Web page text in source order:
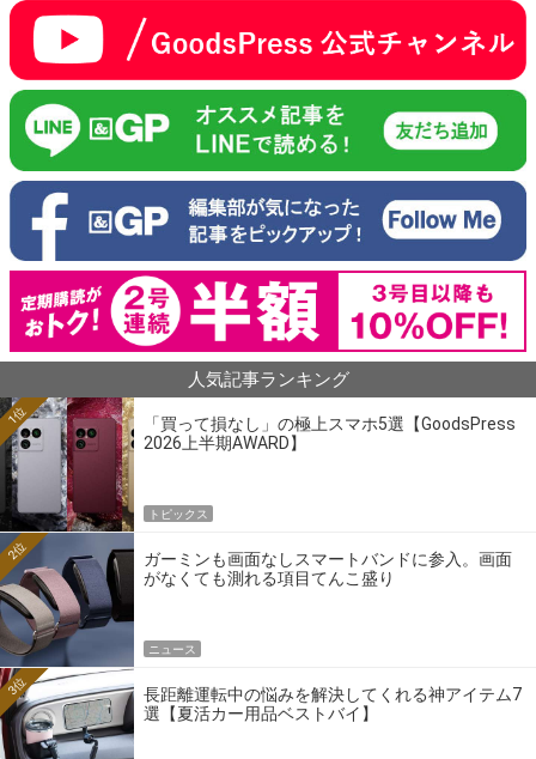
人気記事ランキング
「買って損なし」の極上スマホ5選【GoodsPress
2026上半期AWARD】
1位
トピックス
ガーミンも画面なしスマートバンドに参入。画面
がなくても測れる項目てんこ盛り
2位
ニュース
長距離運転中の悩みを解決してくれる神アイテム7
選【夏活カー用品ベストバイ】
3位